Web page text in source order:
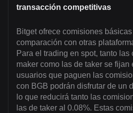
transacción competitivas
Bitget ofrece comisiones
comparación con otras
Para el trading en spot, tanto las
maker como las de taker se fijan
usuarios que paguen las
con BGB podrán disfrutar de un
lo que reducirá tanto las
las de taker al 0.08%. Estas